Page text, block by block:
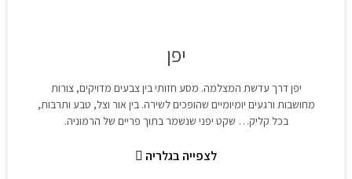
יפן
יפן דרך עדשת המצלמה. מסע חזותי בין צבעים מדויקים, צורות
מחושבות ורגעים יומיומיים שהופכים לשירה. בין אור וצל, טבע ותרבות,
בכל קליק… שקט יפני שנשמר בתוך פריים של הרמוניה.
לצפייה בגלריה